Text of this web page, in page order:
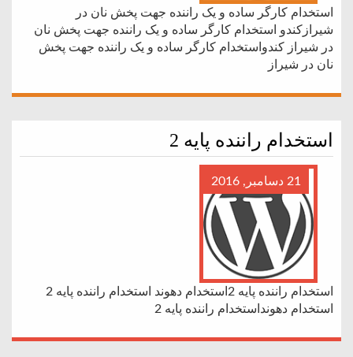
استخدام کارگر ساده و یک راننده جهت پخش نان در
شیرازکندو استخدام کارگر ساده و یک راننده جهت پخش نان
در شیراز کندواستخدام کارگر ساده و یک راننده جهت پخش
نان در شیراز
استخدام راننده پایه 2
21 دسامبر, 2016
استخدام راننده پایه 2استخدام دهوند استخدام راننده پایه 2
استخدام دهونداستخدام راننده پایه 2